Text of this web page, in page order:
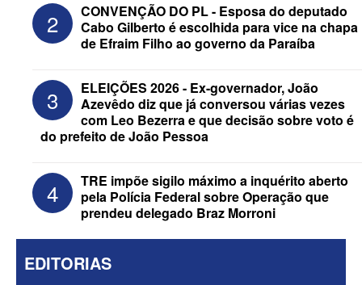
ELEIÇÕES 2026 - Nabor Vanderley
pede primeiro voto em João Azevêdo e
oficializa Daniella Ribeiro como
suplente
2
CONVENÇÃO DO PL - Esposa do deputado
Cabo Gilberto é escolhida para vice na chapa
de Efraim Filho ao governo da Paraíba
3
ELEIÇÕES 2026 - Ex-governador, João
Azevêdo diz que já conversou várias vezes
com Leo Bezerra e que decisão sobre voto é
do prefeito de João Pessoa
4
TRE impõe sigilo máximo a inquérito aberto
pela Polícia Federal sobre Operação que
prendeu delegado Braz Morroni
EDITORIAS